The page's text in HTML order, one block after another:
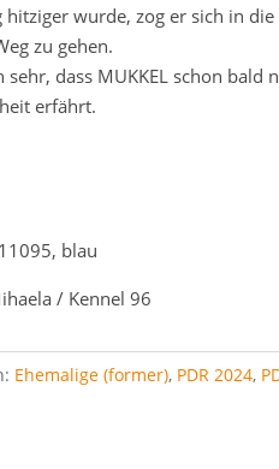
hitziger wurde, zog er sich in
zu gehen.
sehr, dass MUKKEL schon bald
erfährt.
blau
/ Kennel 96
Ehemalige (former), PDR 2024,